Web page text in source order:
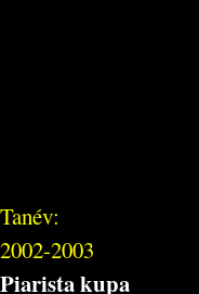
Tanév:
2002-2003
Piarista kupa